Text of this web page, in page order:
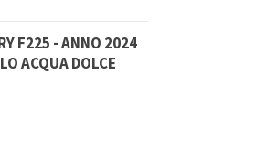
F225 - ANNO 2024
ACQUA DOLCE